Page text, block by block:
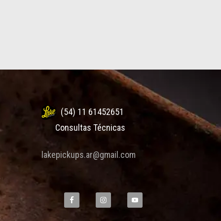
(54) 11 61452651
Consultas Técnicas
lakepickups.ar@gmail.com